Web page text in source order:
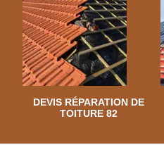
DEVIS RÉPARATION DE
TOITURE 82